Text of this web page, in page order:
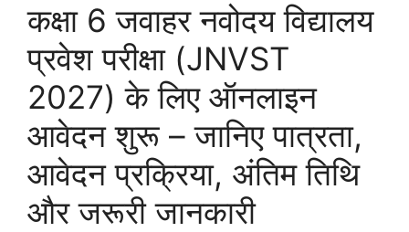
कक्षा 6 जवाहर नवोदय विद्यालय
प्रवेश परीक्षा (JNVST
2027) के लिए ऑनलाइन
आवेदन शुरू – जानिए पात्रता,
आवेदन प्रक्रिया, अंतिम तिथि
और जरूरी जानकारी